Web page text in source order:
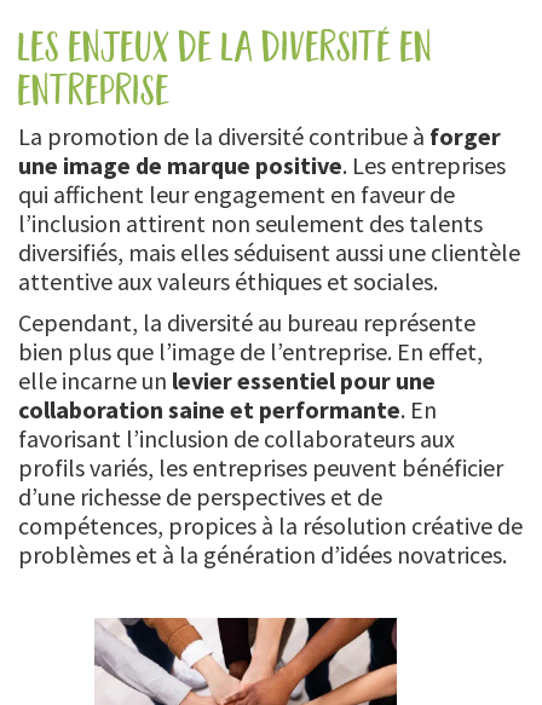
les enjeux de la diversité en
entreprise
La promotion de la diversité contribue à forger
une image de marque positive. Les entreprises
qui affichent leur engagement en faveur de
l’inclusion attirent non seulement des talents
diversifiés, mais elles séduisent aussi une clientèle
attentive aux valeurs éthiques et sociales.
Cependant, la diversité au bureau représente
bien plus que l’image de l’entreprise. En effet,
elle incarne un levier essentiel pour une
collaboration saine et performante. En
favorisant l’inclusion de collaborateurs aux
profils variés, les entreprises peuvent bénéficier
d’une richesse de perspectives et de
compétences, propices à la résolution créative de
problèmes et à la génération d’idées novatrices.